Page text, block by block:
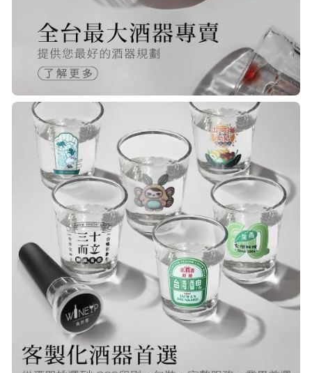
R***
21/Nov/2025 05:25 pm
已經回購無數次，賣家態度良好，有
問必答，包裝完整，商品也非常的
棒！
Q***
22/Nov/2025 12:40 pm
很快就收到商品了，出貨速度非常的
快，非常棒的賣家 質感又耐看,細膩